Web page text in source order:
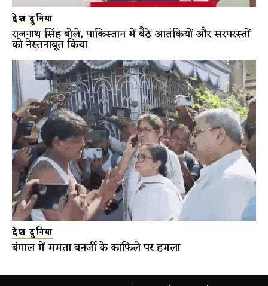
देश दुनिया
राजनाथ सिंह बोले, पाकिस्तान में बैठे आतंकियों और सरपरस्तों
को नेस्तनाबूत किया
देश दुनिया
बंगाल में ममता बनर्जी के काफिले पर हमला